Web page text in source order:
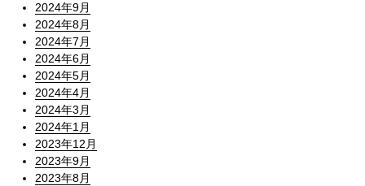
2024年9月
2024年8月
2024年7月
2024年6月
2024年5月
2024年4月
2024年3月
2024年1月
2023年12月
2023年9月
2023年8月